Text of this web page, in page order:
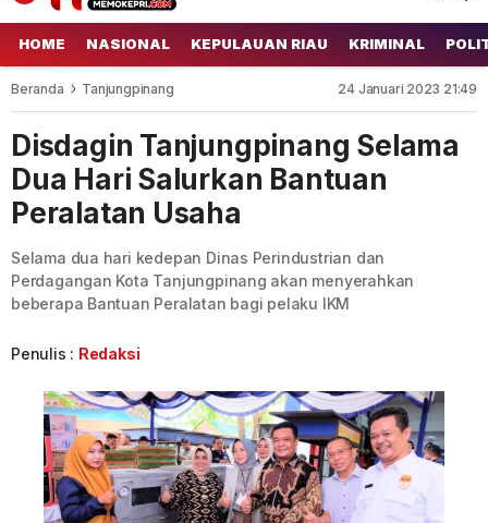
HOME NASIONAL KEPULAUAN RIAU KRIMINAL
Beranda Tanjungpinang 24 Januari 2023 21:49
Disdagin Tanjungpinang Selama
Dua Hari Salurkan Bantuan
Peralatan Usaha
Selama dua hari kedepan Dinas Perindustrian dan
Perdagangan Kota Tanjungpinang akan menyerahkan
beberapa Bantuan Peralatan bagi pelaku IKM
Penulis : Redaksi